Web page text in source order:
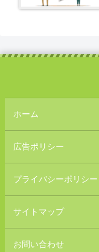
ホーム
広告ポリシー
プライバシーポリシー
サイトマップ
お問い合わせ